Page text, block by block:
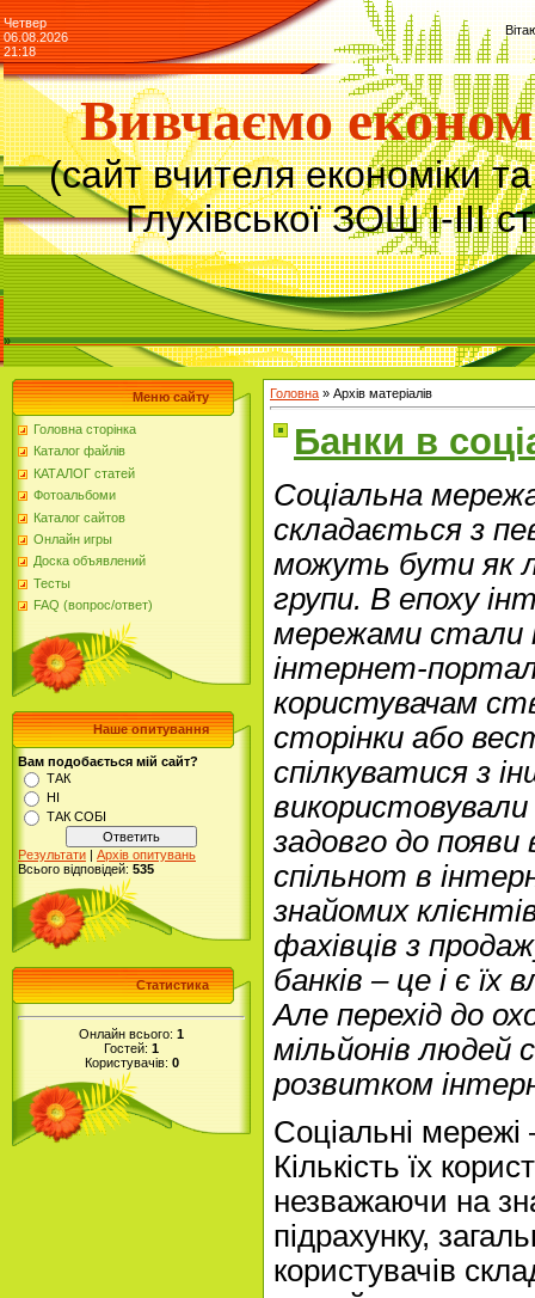
Четвер
06.08.2026
21:18
Вивчаємо
(сайт вчителя економіки
Глухівської ЗОШ І-ІІІ
»
Меню сайту
Головна сторінка
Каталог файлів
КАТАЛОГ статей
Фотоальбоми
Каталог сайтов
Онлайн игры
Доска объявлений
Тесты
FAQ (вопрос/ответ)
Наше опитування
Вам подобається мій сайт?
ТАК
НІ
ТАК СОБІ
Результати | Архів опитувань
Всього відповідей: 535
Статистика
Онлайн всього: 1
Гостей: 1
Користувачів: 0
Головна » Архів матеріалів
Банки в
Соціальна
складається з
можуть бути як
групи. В епоху
мережами стали
інтернет-
користувачам
сторінки або
спілкуватися з
використовували
задовго до появи
спільнот в
знайомих
фахівців з
банків – це і є їх
Але перехід до
мільйонів
розвитком
Соціальні мережі
Кількість їх
незважаючи на
підрахунку,
користувачів